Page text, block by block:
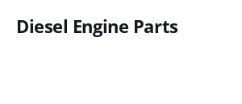
Diesel Engine Parts